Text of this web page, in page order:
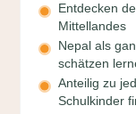
Entdecken
Mittellandes
Nepal als
schätzen
Anteilig zu
Schulkinder